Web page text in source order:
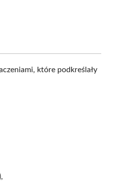
które podkreślały